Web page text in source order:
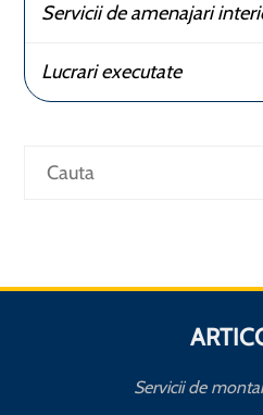
Servicii de amenajari
Lucrari executate
Caută
Servicii de